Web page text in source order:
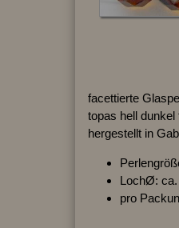
facettierte
topas hell dunkel
hergestellt in
LochØ:
pro